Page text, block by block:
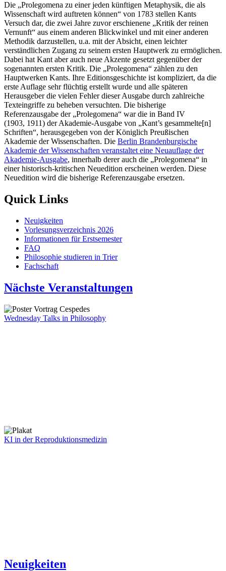
Die „Prolegomena zu einer jeden künftigen Metaphysik, die als
Wissenschaft wird auftreten können“ von 1783 stellen Kants
Versuch dar, die zwei Jahre zuvor erschienene „Kritik der reinen
Vernunft“ aus einem anderen Blickwinkel und mit einer anderen
Methodik darzustellen, u.a. mit der Absicht, einen leichter
verständlichen Zugang zu seinem ersten Hauptwerk zu ermöglichen.
Dabei hat Kant aber auch neue Akzente gesetzt gegenüber der
sogenannten ersten Kritik. Die „Prolegomena“ zählen zu den
Hauptwerken Kants. Ihre Editionsgeschichte ist kompliziert, da die
erste Auflage sehr flüchtig erstellt wurde und alle späteren
Herausgeber die vielen Fehler dieser Ausgabe durch zahlreiche
Texteingriffe zu beheben versuchten. Die bisherige
Referenzausgabe der „Prolegomena“ war die in Band IV
(1903, 1911) der Akademie-Ausgabe von „Kant’s gesammelte[n]
Schriften“, herausgegeben von der Königlich Preußischen
Akademie der Wissenschaften. Die Berlin Brandenburgische
Akademie der Wissenschaften veranstaltet eine Neuauflage der
Akademie-Ausgabe, innerhalb derer auch die „Prolegomena“ in
einer historisch-kritischen Neuedition erscheinen werden. Diese
Neuedition wird die bisherige Referenzausgabe ersetzen.
Quick Links
Neuigkeiten
Vorlesungsverzeichnis 2026
Informationen für Erstsemester
FAQ
Philosophie studieren in Trier
Fachschaft
Nächste Veranstaltungen
Wednesday Talks in Philosophy
KI in der Reproduktionsmedizin
Neuigkeiten